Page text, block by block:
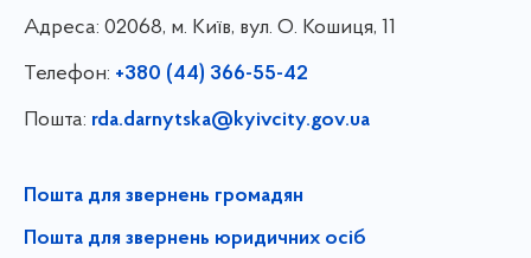
Адреса: 02068, м. Київ, вул. О. Кошиця, 11
Телефон: +380 (44) 366-55-42
Пошта: rda.darnytska@kyivcity.gov.ua
Пошта для звернень громадян
Пошта для звернень юридичних осіб